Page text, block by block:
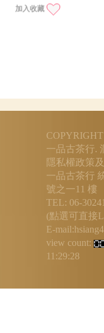
加入收藏
一品古茶行.
隱私權政策
一品古茶行
號之一11 樓
TEL: 06-
(點選可直接
E-
view count:
11:29:28